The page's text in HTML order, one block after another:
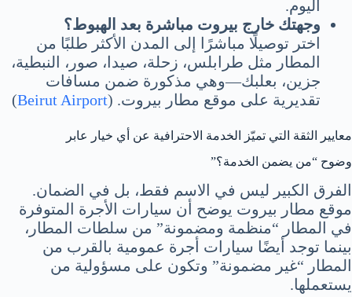
اليوم.
وجهتك خارج بيروت مباشرة بعد الهبوط؟
اختر توصيلًا مباشرًا إلى المدن الأكثر طلبًا من
المطار مثل طرابلس، زحلة، صيدا، صور، النبطية،
جزين، بعلبك—وهي مذكورة ضمن مسافات
تقديرية على موقع مطار بيروت. (Beirut Airport
)
معايير الثقة التي تميّز الخدمة الاحترافية عن أي خيار عابر
وضوح “من يضمن الخدمة؟”
الفرق الكبير ليس في الاسم فقط، بل في الضمان.
موقع مطار بيروت يوضح أن سيارات الأجرة المتوفرة
في المطار “منظمة ومضمونة” من سلطات المطار،
بينما توجد أيضًا سيارات أجرة عمومية بالقرب من
المطار “غير مضمونة” وتكون على مسؤولية من
يستعملها.